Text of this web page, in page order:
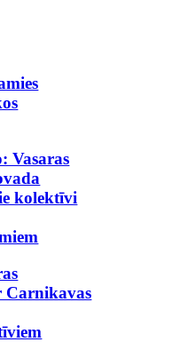
Vasaras
kolektīvi
Carnikavas